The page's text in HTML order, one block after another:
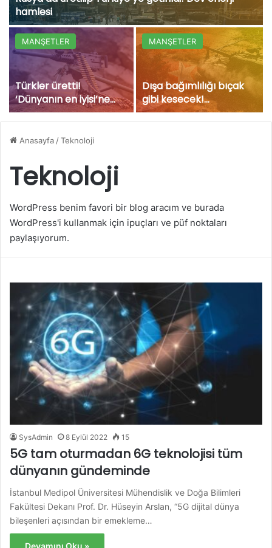
hamlesi
MANŞETLER
Türkler üretti!
‘Dünyanın en iyisi’ne
talep yağıyor
MANŞETLER
Dışa bağımlılığı bıçak
gibi kesecek!
Türkiye’nin dev projeleri
fırtına gibi esiyor
Anasayfa /Teknoloji
Teknoloji
WordPress benim favori bir blog aracım ve burada
WordPress'i kullanmak için ipuçları ve püf noktaları
paylaşıyorum.
SysAdmin 8 Eylül 2022 15
5G tam oturmadan 6G teknolojisi tüm
dünyanın gündeminde
İstanbul Medipol Üniversitesi Mühendislik ve Doğa Bilimleri
Fakültesi Dekanı Prof. Dr. Hüseyin Arslan, “5G dijital dünya
bileşenleri açısından bir emekleme…